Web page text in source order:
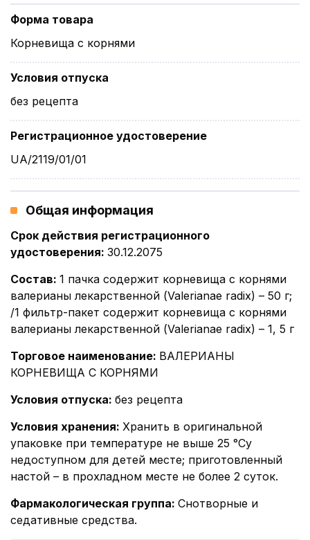
Форма товара
Корневища с корнями
Условия отпуска
без рецепта
Регистрационное удостоверение
UA/2119/01/01
Общая информация
Срок действия регистрационного
удостоверения: 30.12.2075
Состав: 1 пачка содержит корневища с корнями
валерианы лекарственной (Valerianae radix) – 50 г;
/1 фильтр-пакет содержит корневища с корнями
валерианы лекарственной (Valerianae radix) – 1, 5 г
Торговое наименование: ВАЛЕРИАНЫ
КОРНЕВИЩА С КОРНЯМИ
Условия отпуска: без рецепта
Условия хранения: Хранить в оригинальной
упаковке при температуре не выше 25 °Су
недоступном для детей месте; приготовленный
настой – в прохладном месте не более 2 суток.
Фармакологическая группа: Снотворные и
седативные средства.